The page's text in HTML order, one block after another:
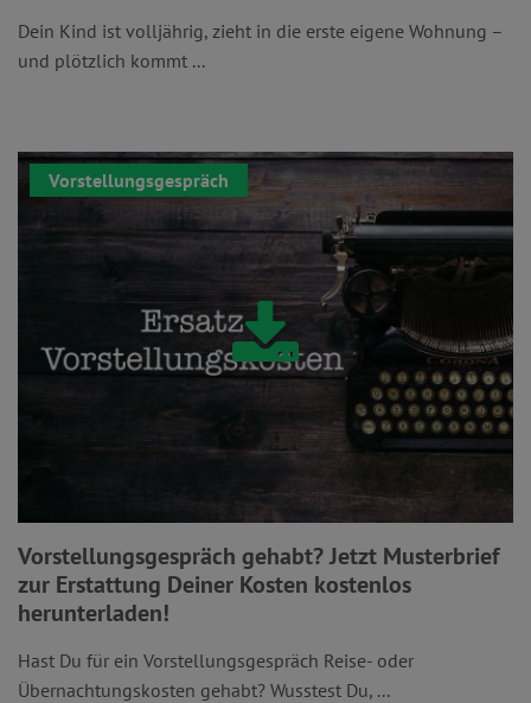
Dein Kind ist volljährig, zieht in die erste eigene Wohnung –
und plötzlich kommt ...
Vorstellungsgespräch
Vorstellungsgespräch gehabt? Jetzt Musterbrief
zur Erstattung Deiner Kosten kostenlos
herunterladen!
Hast Du für ein Vorstellungsgespräch Reise- oder
Übernachtungskosten gehabt? Wusstest Du, ...